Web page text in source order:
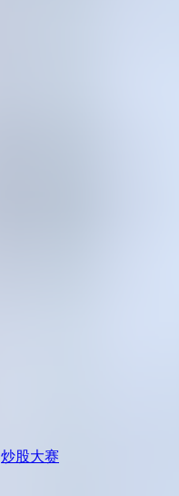
炒股大赛